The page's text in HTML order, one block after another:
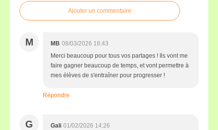
Ajouter un commentaire
M MB 08/03/2026 18:43
Merci beaucoup pour tous vos partages ! Ils vont me
faire gagner beaucoup de temps, et vont permettre à
mes élèves de s'entraîner pour progresser !
Répondre
G Gali 01/02/2026 14:26